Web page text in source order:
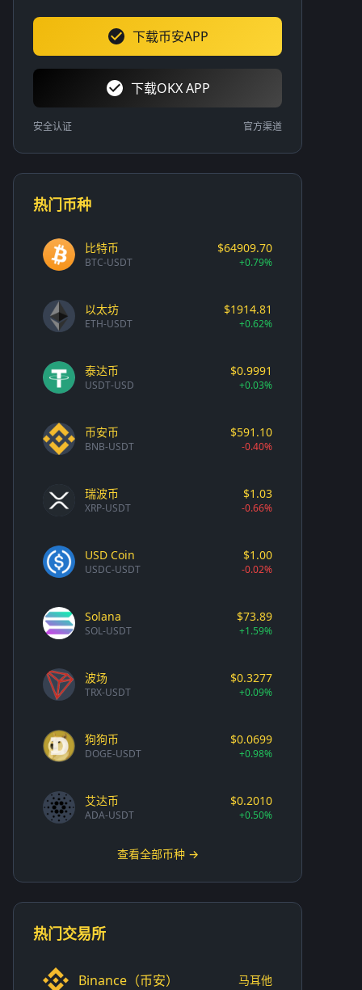
下载币安APP
下载OKX APP
安全认证 官方渠道
热门币种
比特币
BTC-USDT
$64909.70
+0.79%
以太坊
ETH-USDT
$1914.81
+0.62%
泰达币
USDT-USD
$0.9991
+0.03%
币安币
BNB-USDT
$591.10
-0.40%
瑞波币
XRP-USDT
$1.03
-0.66%
USD Coin
USDC-USDT
$1.00
-0.02%
Solana
SOL-USDT
$73.89
+1.59%
波场
TRX-USDT
$0.3277
+0.09%
狗狗币
DOGE-USDT
$0.0699
+0.98%
艾达币
ADA-USDT
$0.2010
+0.50%
查看全部币种 →
热门交易所
Binance（币安） 马耳他